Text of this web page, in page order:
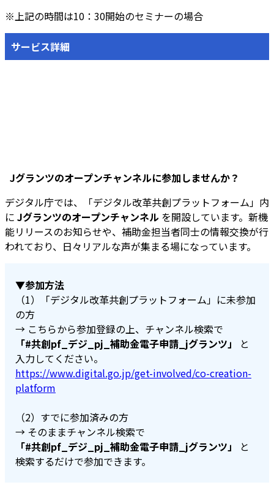
※上記の時間は10：30開始のセミナーの場合
サービス詳細
Jグランツのオープンチャンネルに参加しませんか？
デジタル庁では、「デジタル改革共創プラットフォーム」内
に Jグランツのオープンチャンネル を開設しています。新機
能リリースのお知らせや、補助金担当者同士の情報交換が行
われており、日々リアルな声が集まる場になっています。
▼参加方法
（1）「デジタル改革共創プラットフォーム」に未参加
の方
→ こちらから参加登録の上、チャンネル検索で
「#共創pf_デジ_pj_補助金電子申請_jグランツ」
と
入力してください。
https://www.digital.go.jp/get-involved/co-creation-
platform
（2）すでに参加済みの方
→ そのままチャンネル検索で
「#共創pf_デジ_pj_補助金電子申請_jグランツ」
と
検索するだけで参加できます。